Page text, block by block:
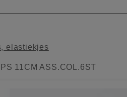
elastiekjes
11CM ASS.COL.6ST